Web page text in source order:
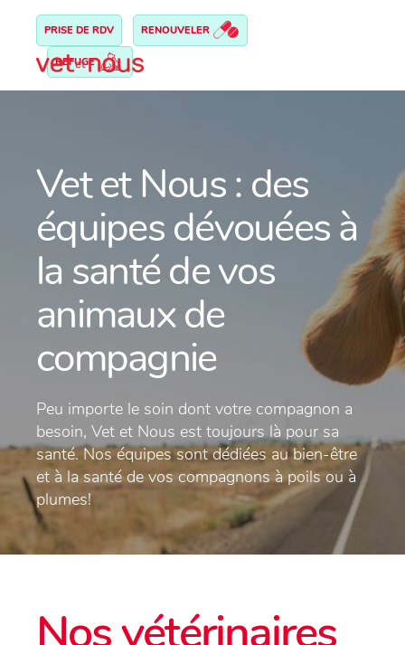
PRISE DE RDV RENOUVELER
REFUGE
Vet et Nous : des
équipes dévouées à
la santé de vos
animaux de
compagnie
Peu importe le soin dont votre compagnon a
besoin, Vet et Nous est toujours là pour sa
santé. Nos équipes sont dédiées au bien-être
et à la santé de vos compagnons à poils ou à
plumes!